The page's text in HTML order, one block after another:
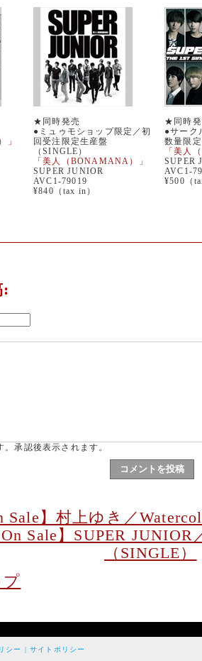
」
★同時発売
●ミュゥモショップ限定／初
回受注限定生産盤
（SINGLE）
「美人（BONAMANA）」
SUPER JUNIOR
AVC1-79019
¥840（tax in）
★同時
●サーク
数量限
「美人
SUPER
AVC1-
¥500（
:
承認後表示されます。
Sale】村上ゆき／
On Sale】SUPER
（SINGLE）
シー |サイトポリシー